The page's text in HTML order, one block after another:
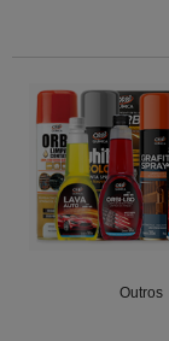
Outros